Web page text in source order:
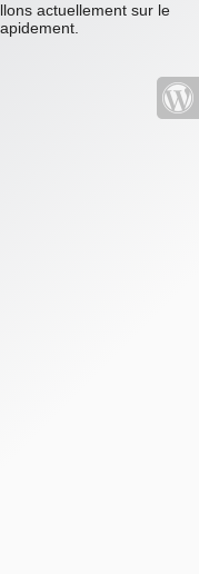
actuellement sur le